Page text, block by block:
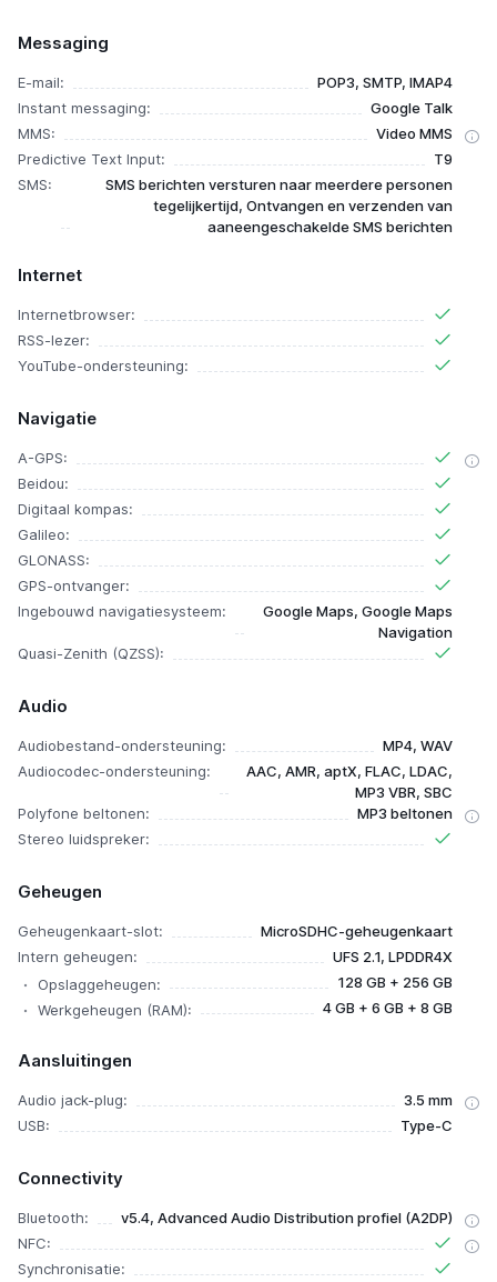
Messaging
E-mail:
POP3, SMTP, IMAP4
Instant messaging:
Google Talk
MMS:
Video MMS
Predictive Text Input:
T9
SMS:
SMS berichten versturen naar meerdere personen
tegelijkertijd, Ontvangen en verzenden van
aaneengeschakelde SMS berichten
Internet
Internetbrowser:
RSS-lezer:
YouTube-ondersteuning:
Navigatie
A-GPS:
Beidou:
Digitaal kompas:
Galileo:
GLONASS:
GPS-ontvanger:
Ingebouwd navigatiesysteem:
Google Maps, Google Maps
Navigation
Quasi-Zenith (QZSS):
Audio
Audiobestand-ondersteuning:
MP4, WAV
Audiocodec-ondersteuning:
AAC, AMR, aptX, FLAC, LDAC,
MP3 VBR, SBC
Polyfone beltonen:
MP3 beltonen
Stereo luidspreker:
Geheugen
Geheugenkaart-slot:
MicroSDHC-geheugenkaart
Intern geheugen:
UFS 2.1, LPDDR4X
Opslaggeheugen:
128 GB + 256 GB
Werkgeheugen (RAM):
4 GB + 6 GB + 8 GB
Aansluitingen
Audio jack-plug:
3.5 mm
USB:
Type-C
Connectivity
Bluetooth:
v5.4, Advanced Audio Distribution profiel (A2DP)
NFC:
Synchronisatie: